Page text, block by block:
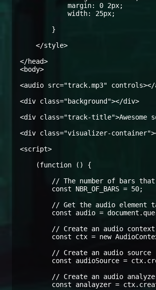
            margin: 0 2px;
            width: 25px;
        }
    </style>
</head>
<body>
<audio src="track.mp3" controls></
<div class="background"></div>
<div class="track-title">Awesome
<div class="visualizer-
<script>
    (function () {
// The number of bars
        const NBR_OF_BARS = 50;
// Get the audio element
const audio =
        // Create an audio context
const ctx = new
        // Create an audio source
const audioSource =
// Create an audio
const analayzer =